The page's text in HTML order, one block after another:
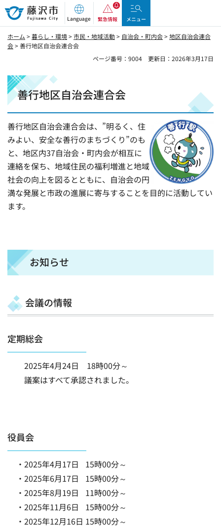
藤沢市
Language 緊急情報 メニュー
ホーム >暮らし・環境>市民・地域活動> 自治会・町内会>地区自治会連合
会> 善行地区自治会連合会
ページ番号：9004
更新日：2026年3月17日
善行地区自治会連合会
善行地区自治会連合会は、”明るく、住
みよい、安全な善行のまちづくり”のも
と、地区内37自治会・町内会が相互に
連絡を保ち、地域住民の福利増進と地域
社会の向上を図るとともに、自治会の円
満な発展と市政の進展に寄与することを目的に活動してい
ます。
お知らせ
会議の情報
定期総会
2025年4月24日 18時00分～
議案はすべて承認されました。
役員会
・2025年4月17日
15時00分～
・2025年6月17日
15時00分～
・2025年8月19日
11時00分～
・2025年11月6日
15時00分～
・2025年12月16日 15時00分～